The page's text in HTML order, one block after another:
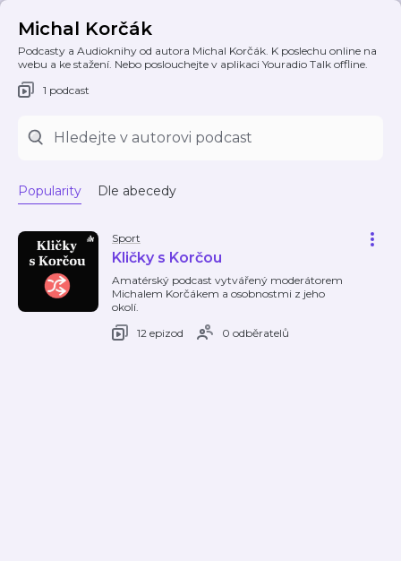
Michal Korčák
Podcasty a Audioknihy od autora Michal Korčák. K poslechu online na
webu a ke stažení. Nebo poslouchejte v aplikaci Youradio Talk offline.
1 podcast
Popularity Dle abecedy
Sport
Kličky s Korčou
Amatérský podcast vytvářený moderátorem
Michalem Korčákem a osobnostmi z jeho
okolí.
12 epizod
0 odběratelů